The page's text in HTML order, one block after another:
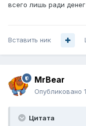
всего лишь ради денег
Вставить ник
MrBear
Опубликовано
Цитата